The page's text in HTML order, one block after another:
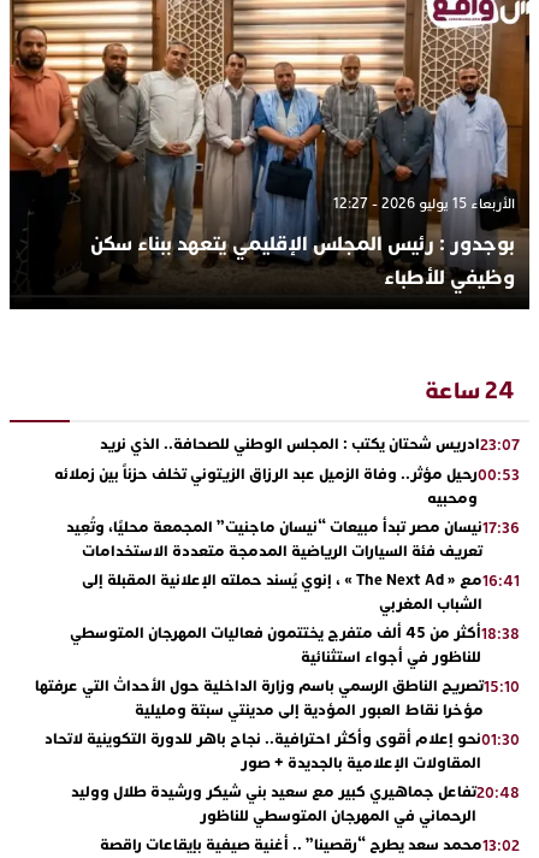
الأربعاء 15 يوليو 2026 - 12:27
بوجدور : رئيس المجلس الإقليمي يتعهد ببناء سكن
وظيفي للأطباء
24 ساعة
23:07ادريس شحتان يكتب : المجلس الوطني للصحافة.. الذي نريد
00:53رحيل مؤثر.. وفاة الزميل عبد الرزاق الزيتوني تخلف حزناً بين زملائه
ومحبيه
17:36نيسان مصر تبدأ مبيعات “نيسان ماجنيت” المجمعة محليًا، وتُعِيد
تعريف فئة السيارات الرياضية المدمجة متعددة الاستخدامات
16:41
مع « The Next Ad » ، إنوي يُسند حملته الإعلانية المقبلة إلى
الشباب المغربي
18:38
أكثر من 45 ألف متفرج يختتمون فعاليات المهرجان المتوسطي
للناظور في أجواء استثنائية
15:10تصريح الناطق الرسمي باسم وزارة الداخلية حول الأحداث التي عرفتها
مؤخرا نقاط العبور المؤدية إلى مدينتي سبتة ومليلية
01:30نحو إعلام أقوى وأكثر احترافية.. نجاح باهر للدورة التكوينية لاتحاد
المقاولات الإعلامية بالجديدة + صور
20:48تفاعل جماهيري كبير مع سعيد بني شيكر ورشيدة طلال ووليد
الرحماني في المهرجان المتوسطي للناظور
13:02محمد سعد يطرح “رقصينا” .. أغنية صيفية بإيقاعات راقصة